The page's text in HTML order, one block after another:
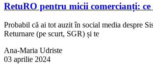
RetuRO pentru micii comercianți: ce
Probabil că ai tot auzit în social media despre
Returnare (pe scurt, SGR) și te
Ana-Maria Udriste
03 aprilie 2024